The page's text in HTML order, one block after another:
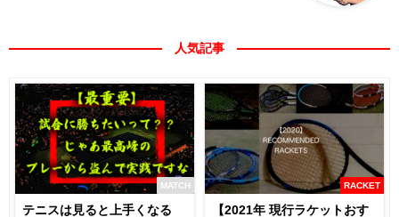
人気記事
MATCH
テニスは見ると上手くなる
RACKET
【2021年 現行ラケットおす